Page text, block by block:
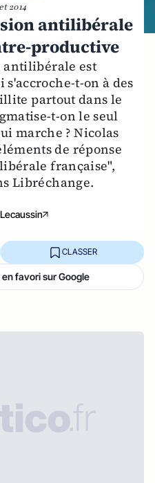
2014
antilibérale
productive
antilibérale est
t-on à des
partout dans le
t-on le seul
marche ? Nicolas
de réponse
française",
Libréchange.
CLASSER
favori sur Google